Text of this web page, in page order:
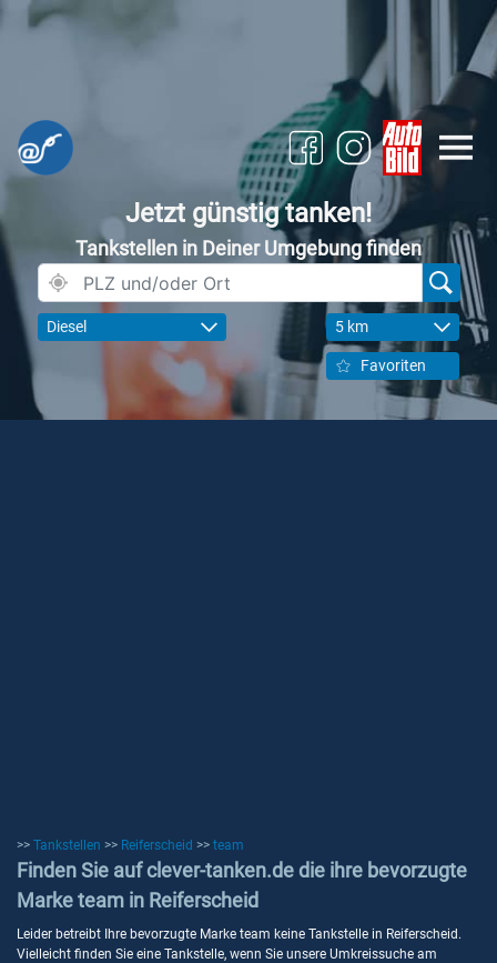
Jetzt günstig tanken!
Tankstellen in Deiner Umgebung finden
Diesel 5 km
Favoriten
>> Tankstellen >> Reiferscheid >> team
Finden Sie auf clever-tanken.de die ihre bevorzugte
Marke team in Reiferscheid
Leider betreibt Ihre bevorzugte Marke team keine Tankstelle in Reiferscheid.
Vielleicht finden Sie eine Tankstelle, wenn Sie unsere Umkreissuche am